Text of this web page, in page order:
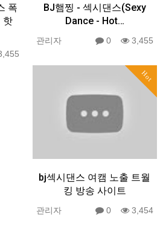
폭
핫
BJ햄찡 - 섹시댄스(Sexy
Dance - Hot…
관리자 0 3,455
Hot
bj섹시댄스 여캠 노출 트월
킹 방송 사이트
관리자 0 3,454